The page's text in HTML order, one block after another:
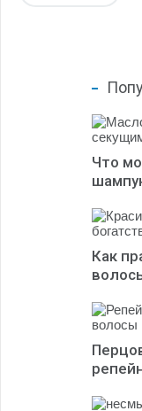
Что
Как